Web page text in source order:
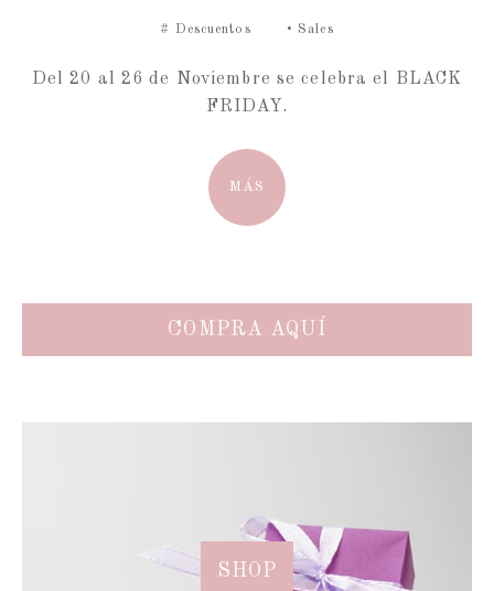
# Descuentos • Sales
Del 20 al 26 de Noviembre se celebra el BLACK
FRIDAY.
MÁS
COMPRA AQUÍ
SHOP